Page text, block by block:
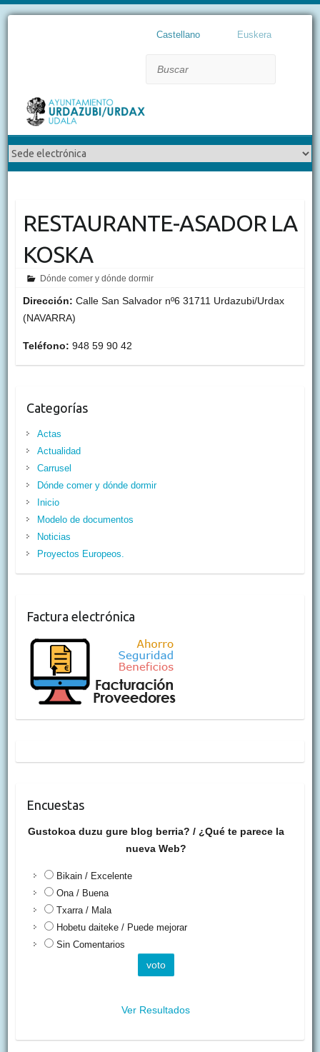
Castellano Euskera
RESTAURANTE-ASADOR LA
KOSKA
Dónde comer y dónde dormir
Dirección: Calle San Salvador nº6 31711 Urdazubi/Urdax
(NAVARRA)
Teléfono: 948 59 90 42
Categorías
Actas
Actualidad
Carrusel
Dónde comer y dónde dormir
Inicio
Modelo de documentos
Noticias
Proyectos Europeos.
Factura electrónica
Encuestas
Gustokoa duzu gure blog berria? / ¿Qué te parece la
nueva Web?
Bikain / Excelente
Ona / Buena
Txarra / Mala
Hobetu daiteke / Puede mejorar
Sin Comentarios
Ver Resultados